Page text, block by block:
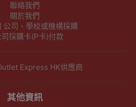
聯絡我們
關於我們
公司、學校或機構採購
司採購卡(P卡)付款
Express HK供應商
其他資訊